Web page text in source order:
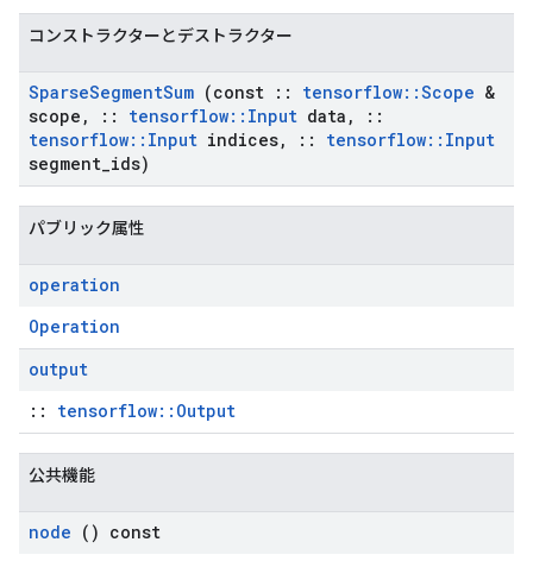
コンストラクターとデストラクター
SparseSegmentSum (const :: tensorflow::Scope &
scope , :: tensorflow:: Input data ,
::
tensorflow:: Input indices, :: tensorflow:: Input
segment ids)
パブリック属性
operation
Operation
output
:: tensorflow::Output
公共機能
node () const